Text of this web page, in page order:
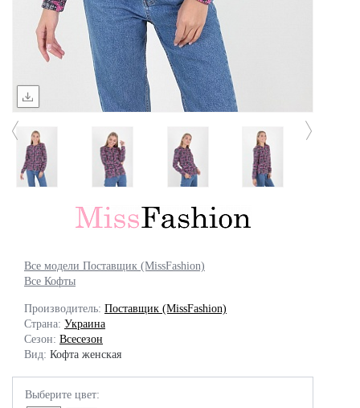
Все модели Поставщик (MissFashion)
Все Кофты
Производитель: Поставщик (MissFashion)
Страна: Украина
Сезон: Всесезон
Вид: Кофта женская
Выберите цвет: